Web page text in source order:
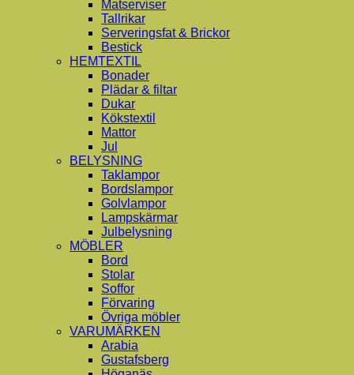
Matserviser
Tallrikar
Serveringsfat & Brickor
Bestick
HEMTEXTIL
Bonader
Plädar & filtar
Dukar
Kökstextil
Mattor
Jul
BELYSNING
Taklampor
Bordslampor
Golvlampor
Lampskärmar
Julbelysning
MÖBLER
Bord
Stolar
Soffor
Förvaring
Övriga möbler
VARUMÄRKEN
Arabia
Gustafsberg